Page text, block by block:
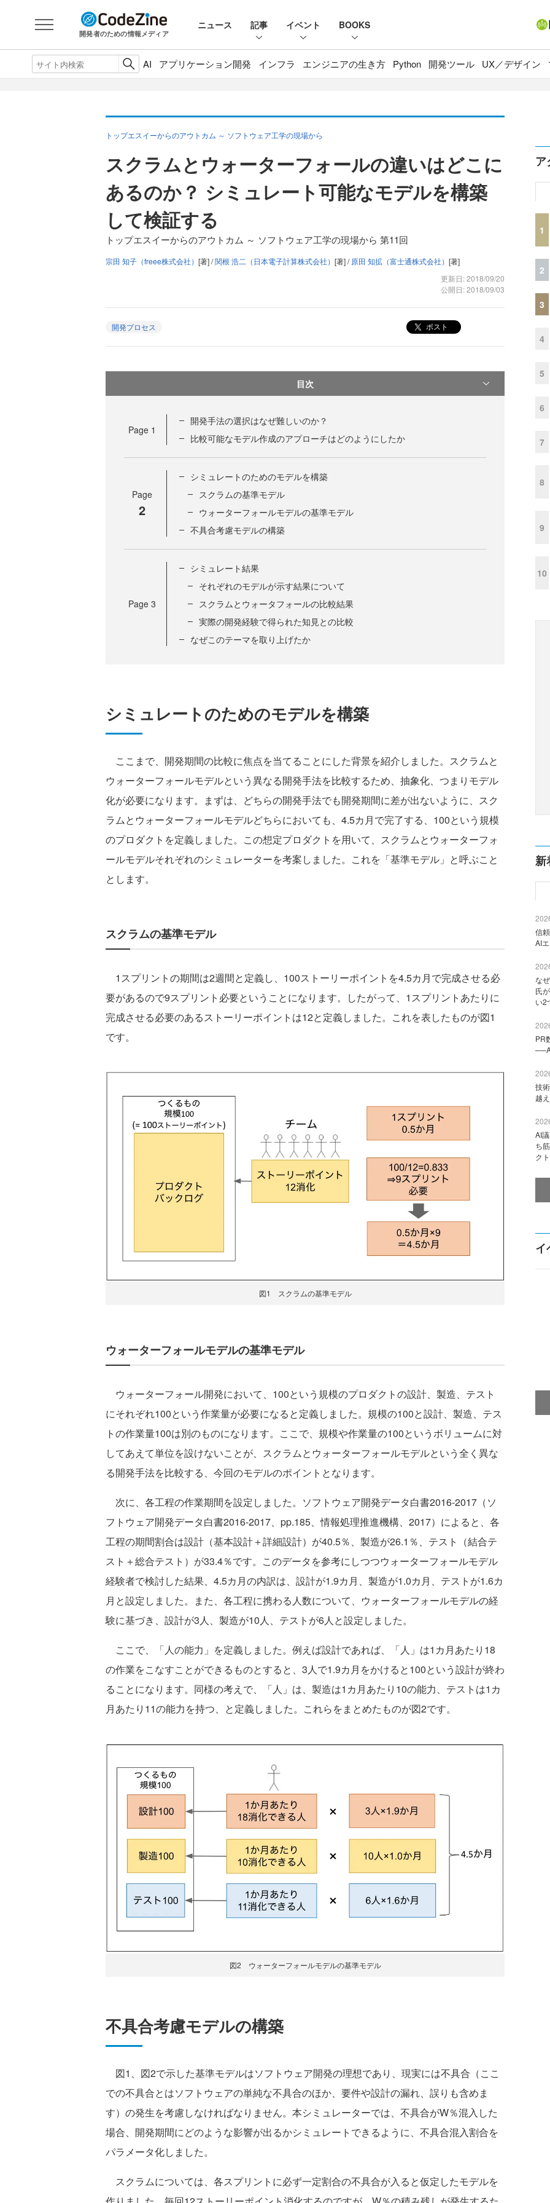
開発者のための情報メディア
ニュース 記事 イベント BOOKS
AI アプリケーション開発 インフラ エンジニアの生き方 Python 開発ツール UX／デザイン
トップエスイーからのアウトカム ～ ソフトウェア工学の現場から
スクラムとウォーターフォールの違いはどこに
あるのか？ シミュレート可能なモデルを構築
して検証する
トップエスイーからのアウトカム ～ ソフトウェア工学の現場から 第11回
宗田 知子（freee株式会社） [著] /関根 浩二（日本電子計算株式会社） [著] /原田 知拡（富士通株式会社） [著]
更新日: 2018/09/20
公開日: 2018/09/03
開発プロセス ポスト
目次
Page 1
開発手法の選択はなぜ難しいのか？
比較可能なモデル作成のアプローチはどのようにしたか
Page
2
シミュレートのためのモデルを構築
スクラムの基準モデル
ウォーターフォールモデルの基準モデル
不具合考慮モデルの構築
Page 3
シミュレート結果
それぞれのモデルが示す結果について
スクラムとウォータフォールの比較結果
実際の開発経験で得られた知見との比較
なぜこのテーマを取り上げたか
シミュレートのためのモデルを構築
ここまで、開発期間の比較に焦点を当てることにした背景を紹介しました。スクラムと
ウォーターフォールモデルという異なる開発手法を比較するため、抽象化、つまりモデル
化が必要になります。まずは、どちらの開発手法でも開発期間に差が出ないように、スク
ラムとウォーターフォールモデルどちらにおいても、4.5カ月で完了する、100という規模
のプロダクトを定義しました。この想定プロダクトを用いて、スクラムとウォーターフォ
ールモデルそれぞれのシミュレーターを考案しました。これを「基準モデル」と呼ぶこと
とします。
スクラムの基準モデル
1スプリントの期間は2週間と定義し、100ストーリーポイントを4.5カ月で完成させる必
要があるので9スプリント必要ということになります。したがって、1スプリントあたりに
完成させる必要のあるストーリーポイントは12と定義しました。これを表したものが図1
です。
図1 スクラムの基準モデル
ウォーターフォールモデルの基準モデル
ウォーターフォール開発において、100という規模のプロダクトの設計、製造、テスト
にそれぞれ100という作業量が必要になると定義しました。規模の100と設計、製造、テス
トの作業量100は別のものになります。ここで、規模や作業量の100というボリュームに対
してあえて単位を設けないことが、スクラムとウォーターフォールモデルという全く異な
る開発手法を比較する、今回のモデルのポイントとなります。
次に、各工程の作業期間を設定しました。ソフトウェア開発データ白書2016-2017（ソ
フトウェア開発データ白書2016-2017、pp.185、情報処理推進機構、2017）によると、各
工程の期間割合は設計（基本設計＋詳細設計）が40.5％、製造が26.1％、テスト（結合テ
スト＋総合テスト）が33.4％です。このデータを参考にしつつウォーターフォールモデル
経験者で検討した結果、4.5カ月の内訳は、設計が1.9カ月、製造が1.0カ月、テストが1.6カ
月と設定しました。また、各工程に携わる人数について、ウォーターフォールモデルの経
験に基づき、設計が3人、製造が10人、テストが6人と設定しました。
ここで、「人の能力」を定義しました。例えば設計であれば、「人」は1カ月あたり18
の作業をこなすことができるものとすると、3人で1.9カ月をかけると100という設計が終わ
ることになります。同様の考えで、「人」は、製造は1カ月あたり10の能力、テストは1カ
月あたり11の能力を持つ、と定義しました。これらをまとめたものが図2です。
図2 ウォーターフォールモデルの基準モデル
不具合考慮モデルの構築
図1、図2で示した基準モデルはソフトウェア開発の理想であり、現実には不具合（ここ
での不具合とはソフトウェアの単純な不具合のほか、要件や設計の漏れ、誤りも含めま
す）の発生を考慮しなければなりません。本シミュレーターでは、不具合がW％混入した
場合、開発期間にどのような影響が出るかシミュレートできるように、不具合混入割合を
パラメータ化しました。
スクラムについては、各スプリントに必ず一定割合の不具合が入ると仮定したモデルを
ア
1
2
3
4
5
6
7
8
9
10
新
信
AI
な
氏
い2
PR
技
越
AI
ち
ク
イ